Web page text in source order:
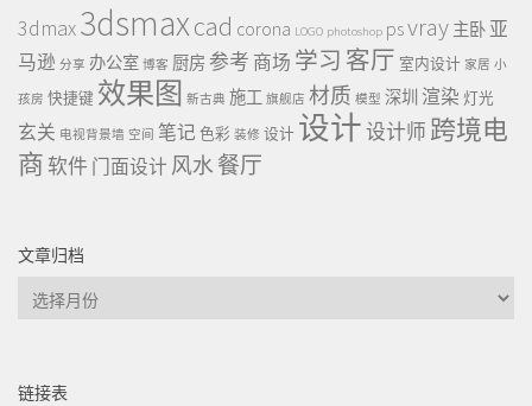
3dmax3dsmaxcad corona LOGO photoshop psvray 主卧 亚
马逊 分享 办公室 博客 厨房 参考 商场 学习 客厅 室内设计 家居 小
孩房 快捷键 效果图 新古典 施工 旗舰店 材质 模型 深圳 渲染 灯光
玄关 电视背景墙 空间 笔记 色彩 装修 设计 设计设计师 跨境电
商软件 门面设计 风水 餐厅
文章归档
文
链接表